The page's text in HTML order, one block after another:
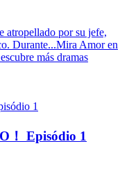
atropellado por su jefe,
Durante...Mira Amor en
más dramas
！ Episódio 1